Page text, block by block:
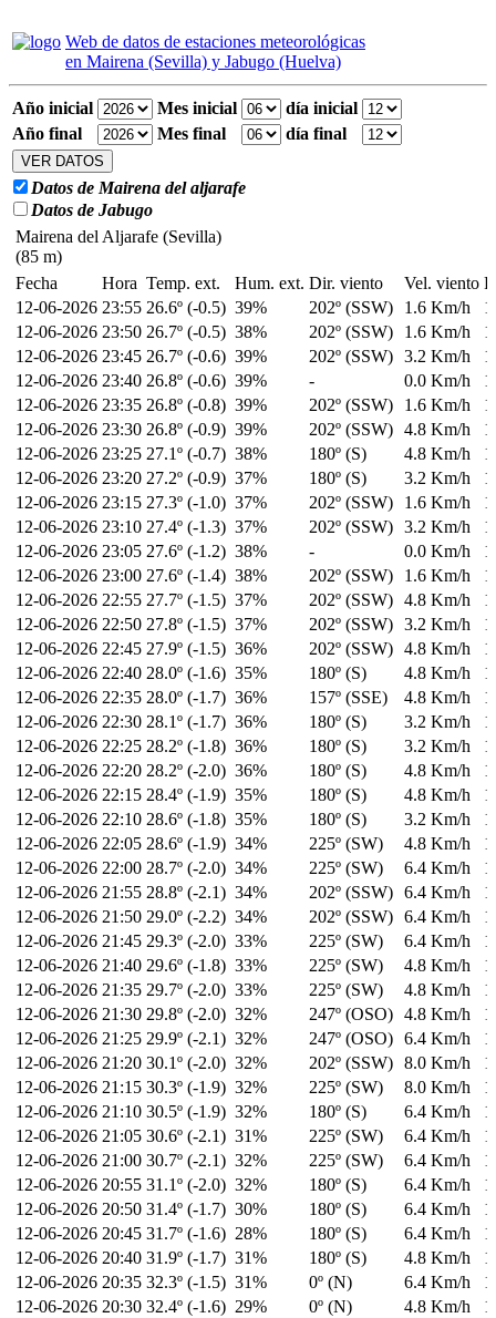
Web de datos de estaciones meteorológicas
en Mairena (Sevilla) y Jabugo (Huelva)
Año inicial Mes inicial
día inicial
Año final
Mes final día final
Datos de Mairena del aljarafe
Datos de Jabugo
Mairena del Aljarafe (Sevilla)
(85 m)
Fecha
Hora Temp. ext. Hum. ext. Dir. viento Vel. viento
12-06-2026 23:55 26.6º (-0.5) 39% 202º (SSW) 1.6 Km/h
12-06-2026 23:50 26.7º (-0.5) 38% 202º (SSW) 1.6 Km/h
12-06-2026 23:45 26.7º (-0.6) 39% 202º (SSW) 3.2 Km/h
12-06-2026 23:40 26.8º (-0.6) 39% - 0.0 Km/h
12-06-2026 23:35 26.8º (-0.8) 39% 202º (SSW) 1.6 Km/h
12-06-2026 23:30 26.8º (-0.9) 39% 202º (SSW) 4.8 Km/h
12-06-2026 23:25 27.1º (-0.7) 38% 180º (S) 4.8 Km/h
12-06-2026 23:20 27.2º (-0.9) 37% 180º (S) 3.2 Km/h
12-06-2026 23:15 27.3º (-1.0) 37% 202º (SSW) 1.6 Km/h
12-06-2026 23:10 27.4º (-1.3) 37% 202º (SSW) 3.2 Km/h
12-06-2026 23:05 27.6º (-1.2) 38% - 0.0 Km/h
12-06-2026 23:00 27.6º (-1.4) 38% 202º (SSW) 1.6 Km/h
12-06-2026 22:55 27.7º (-1.5) 37% 202º (SSW) 4.8 Km/h
12-06-2026 22:50 27.8º (-1.5) 37% 202º (SSW) 3.2 Km/h
12-06-2026 22:45 27.9º (-1.5) 36% 202º (SSW) 4.8 Km/h
12-06-2026 22:40 28.0º (-1.6) 35% 180º (S) 4.8 Km/h
12-06-2026 22:35 28.0º (-1.7) 36% 157º (SSE) 4.8 Km/h
12-06-2026 22:30 28.1º (-1.7) 36% 180º (S) 3.2 Km/h
12-06-2026 22:25 28.2º (-1.8) 36% 180º (S) 3.2 Km/h
12-06-2026 22:20 28.2º (-2.0) 36% 180º (S) 4.8 Km/h
12-06-2026 22:15 28.4º (-1.9) 35% 180º (S) 4.8 Km/h
12-06-2026 22:10 28.6º (-1.8) 35% 180º (S) 3.2 Km/h
12-06-2026 22:05 28.6º (-1.9) 34% 225º (SW) 4.8 Km/h
12-06-2026 22:00 28.7º (-2.0) 34% 225º (SW) 6.4 Km/h
12-06-2026 21:55 28.8º (-2.1) 34% 202º (SSW) 6.4 Km/h
12-06-2026 21:50 29.0º (-2.2) 34% 202º (SSW) 6.4 Km/h
12-06-2026 21:45 29.3º (-2.0) 33% 225º (SW) 6.4 Km/h
12-06-2026 21:40 29.6º (-1.8) 33% 225º (SW) 4.8 Km/h
12-06-2026 21:35 29.7º (-2.0) 33% 225º (SW) 4.8 Km/h
12-06-2026 21:30 29.8º (-2.0) 32% 247º (OSO) 4.8 Km/h
12-06-2026 21:25 29.9º (-2.1) 32% 247º (OSO) 6.4 Km/h
12-06-2026 21:20 30.1º (-2.0) 32% 202º (SSW) 8.0 Km/h
12-06-2026 21:15 30.3º (-1.9) 32% 225º (SW) 8.0 Km/h
12-06-2026 21:10 30.5º (-1.9) 32% 180º (S) 6.4 Km/h
12-06-2026 21:05 30.6º (-2.1) 31% 225º (SW) 6.4 Km/h
12-06-2026 21:00 30.7º (-2.1) 32% 225º (SW) 6.4 Km/h
12-06-2026 20:55 31.1º (-2.0) 32% 180º (S) 6.4 Km/h
12-06-2026 20:50 31.4º (-1.7) 30% 180º (S) 6.4 Km/h
12-06-2026 20:45 31.7º (-1.6) 28% 180º (S) 6.4 Km/h
12-06-2026 20:40 31.9º (-1.7) 31% 180º (S) 4.8 Km/h
12-06-2026 20:35 32.3º (-1.5) 31% 0º (N) 6.4 Km/h
12-06-2026 20:30 32.4º (-1.6) 29% 0º (N) 4.8 Km/h